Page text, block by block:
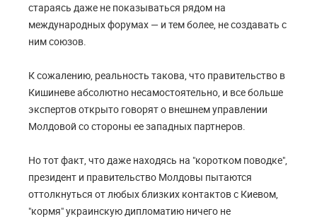
стараясь даже не показываться рядом на
международных форумах — и тем более, не создавать с
ним союзов.
К сожалению, реальность такова, что правительство в
Кишиневе абсолютно несамостоятельно, и все больше
экспертов открыто говорят о внешнем управлении
Молдовой со стороны ее западных партнеров.
Но тот факт, что даже находясь на "коротком поводке",
президент и правительство Молдовы пытаются
оттолкнуться от любых близких контактов с Киевом,
"кормя" украинскую дипломатию ничего не